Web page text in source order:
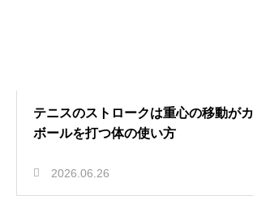
テニスのストロークは重心の移動が
ボールを打つ体の使い方
2026.06.26